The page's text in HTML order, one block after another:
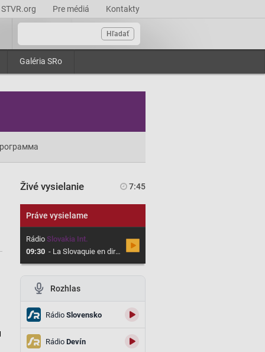
STVR.org Pre médiá Kontakty
Hľadať
Galéria SRo
Živé vysielanie 7:45
Práve vysielame
RádioSlovakia Int.
09:30 - La Slovaquie en direct, Magazine en français sur la Slovaquie
Rozhlas
RádioSlovensko
RádioDevín